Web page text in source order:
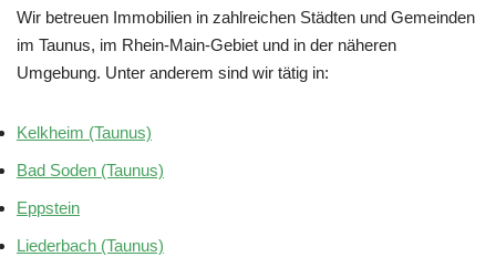
Wir betreuen Immobilien in zahlreichen Städten und Gemeinden
im Taunus, im Rhein-Main-Gebiet und in der näheren
Umgebung. Unter anderem sind wir tätig in:
Kelkheim (Taunus)
Bad Soden (Taunus)
Eppstein
Liederbach (Taunus)